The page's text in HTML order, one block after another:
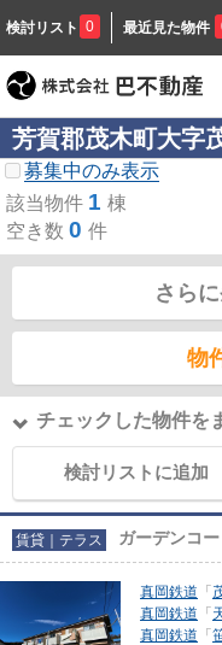
検討リスト 0 最近見た物件
芳賀郡茂木町大字
募集中のみ表示
該当物件 1 棟
空き数 0 件
さら
物
チェックした物件を
検討リストに追加
賃貸｜テラス ガーデンコ
真岡鉄道 「
真岡鉄道 「
真岡鉄道 「